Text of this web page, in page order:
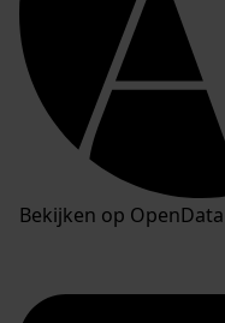
Bekijken op OpenData